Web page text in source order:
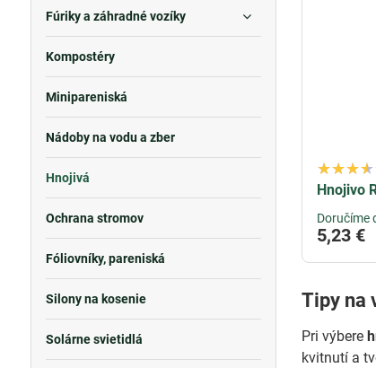
Hnojivo
Doručíme
5,23 €
Tipy na
Pri výbere
kvitnutí a
Fúriky a záhradné vozíky
Kompostéry
Minipareniská
Nádoby na vodu a zber
Hnojivá
Ochrana stromov
Fóliovníky, pareniská
Silony na kosenie
Solárne svietidlá